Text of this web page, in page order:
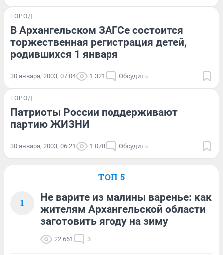
ГОРОД
В Архангельском ЗАГСе состоится
торжественная регистрация детей,
родившихся 1 января
30 января, 2003, 07:04 1 321 Обсудить
ГОРОД
Патриоты России поддерживают
партию ЖИЗНИ
30 января, 2003, 06:21 1 078 Обсудить
ТОП 5
1
Не варите из малины варенье: как
жителям Архангельской области
заготовить ягоду на зиму
22 661 3